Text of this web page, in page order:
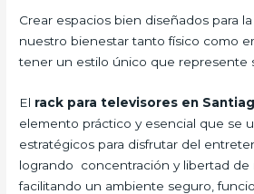
Crear espacios bien diseñados para
nuestro bienestar tanto físico como
tener un estilo único que represente
El rack para televisores en
elemento práctico y esencial que se
estratégicos para disfrutar del
logrando concentración y libertad de
facilitando un ambiente seguro,